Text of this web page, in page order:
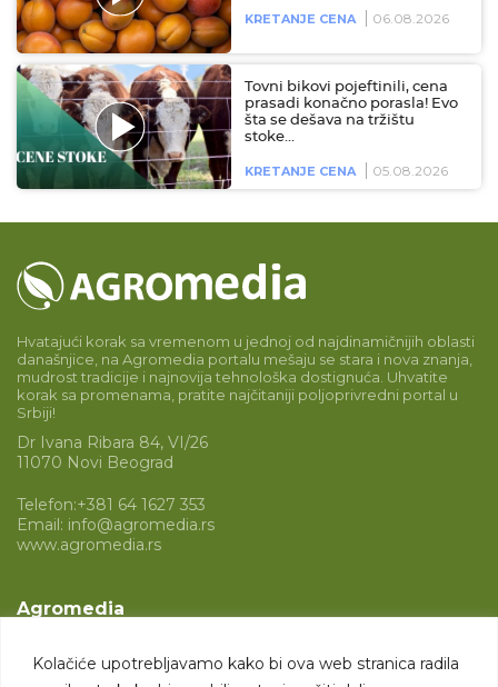
Kolačiće upotrebljavamo kako bi ova web stranica radila
KRETANJE CENA 06.08.2026
Tovni bikovi pojeftinili, cena
prasadi konačno porasla! Evo
šta se dešava na tržištu
stoke…
KRETANJE CENA 05.08.2026
Hvatajući korak sa vremenom u jednoj od najdinamičnijih oblasti
današnjice, na Agromedia portalu mešaju se stara i nova znanja,
mudrost tradicije i najnovija tehnološka dostignuća. Uhvatite
korak sa promenama, pratite najčitaniji poljoprivredni portal u
Srbiji!
Dr Ivana Ribara 84, VI/26
11070 Novi Beograd
Telefon:+381 64 1627 353
Email: info@agromedia.rs
www.agromedia.rs
Agromedia